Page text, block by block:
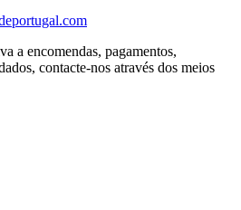
a encomendas, pagamentos,
contacte-nos através dos meios